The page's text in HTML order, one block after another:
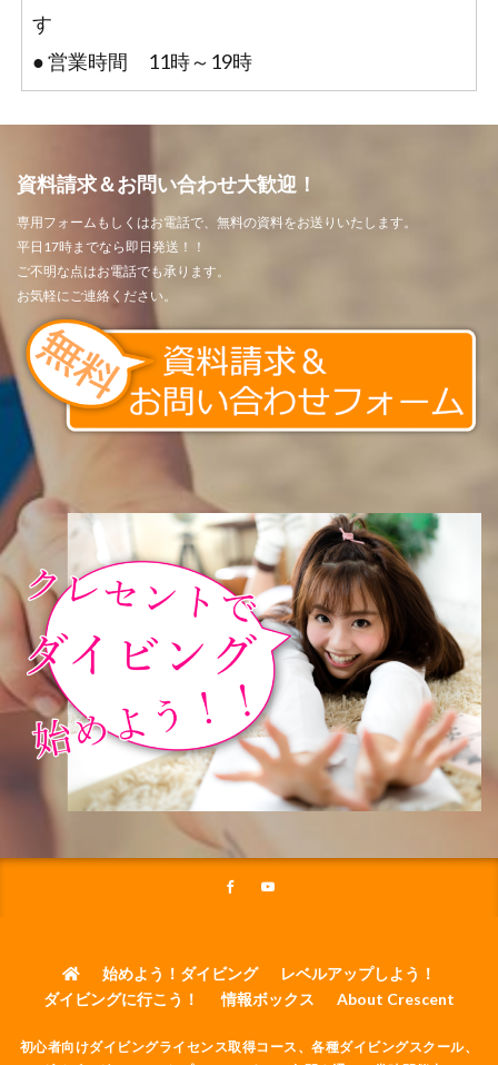
す
● 営業時間 11時～19時
資料請求＆お問い合わせ大歓迎！
専用フォームもしくはお電話で、無料の資料をお送りいたします。
平日17時までなら即日発送！！
ご不明な点はお電話でも承ります。
お気軽にご連絡ください。
始めよう！ダイビング
レベルアップしよう！
ダイビングに行こう！
情報ボックス About Crescent
初心者向けダイビングライセンス取得コース、各種ダイビングスクール、